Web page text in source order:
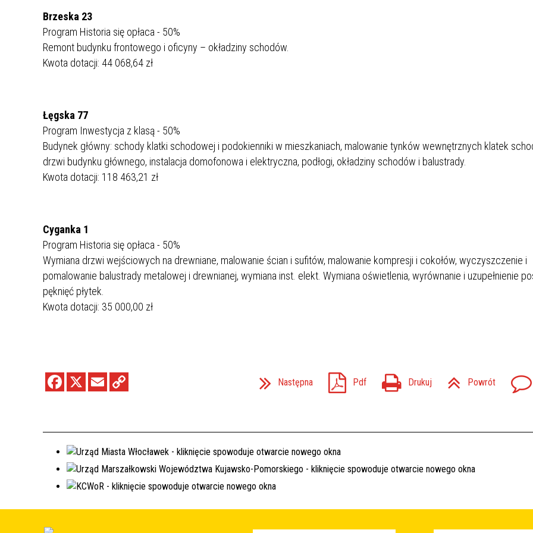
Brzeska 23
Program Historia się opłaca - 50%
Remont budynku frontowego i oficyny – okładziny schodów.
Kwota dotacji: 44 068,64 zł
Łęgska 77
Program Inwestycja z klasą - 50%
Budynek główny: schody klatki schodowej i podokienniki w mieszkaniach, malowanie tynków wewnętrznych klatek
drzwi budynku głównego, instalacja domofonowa i elektryczna, podłogi, okładziny schodów i balustrady.
Kwota dotacji: 118 463,21 zł
Cyganka 1
Program Historia się opłaca - 50%
Wymiana drzwi wejściowych na drewniane, malowanie ścian i sufitów, malowanie kompresji i cokołów, wyczyszczenie i
pomalowanie balustrady metalowej i drewnianej, wymiana inst. elekt. Wymiana oświetlenia, wyrównanie i uzupełnienie
pęknięć płytek.
Kwota dotacji: 35 000,00 zł
Następna Pdf Drukuj Powrót